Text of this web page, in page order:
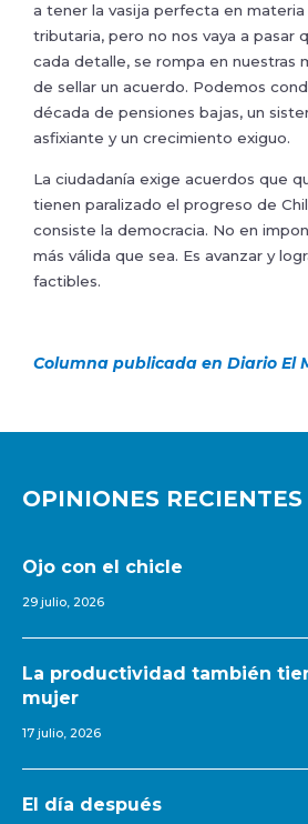
OPINIONES RECIENTES
Ojo con el chicle
29 julio, 2026
La productividad también
mujer
17 julio, 2026
El día después
a tener la vasija perfecta en materia
tributaria, pero no nos vaya a pasar
cada detalle, se rompa en nuestras
de sellar un acuerdo. Podemos
década de pensiones bajas, un
asfixiante y un crecimiento exiguo.
La ciudadanía exige acuerdos que
tienen paralizado el progreso de
consiste la democracia. No en
más válida que sea. Es avanzar y
factibles.
Columna publicada en Diario El